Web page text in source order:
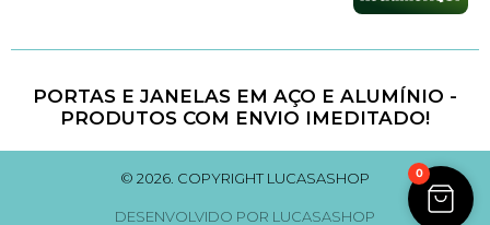
PORTAS E JANELAS EM AÇO E ALUMÍNIO -
PRODUTOS COM ENVIO IMEDITADO!
© 2026. COPYRIGHT LUCASASHOP
DESENVOLVIDO POR LUCASASHOP
0